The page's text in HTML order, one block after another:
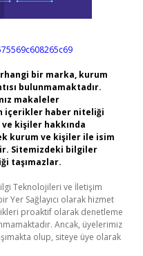
bir marka, kurum
bulunmamaktadır.
makaleler
içerikler haber niteliği
kişiler hakkında
kurum ve kişiler ile isim
Sitemizdeki bilgiler
taşımazlar.
Teknolojileri ve İletişim
Yer Sağlayıcı olarak hizmet
proaktif olarak denetleme
Ancak, üyelerimiz
olup, siteye üye olarak